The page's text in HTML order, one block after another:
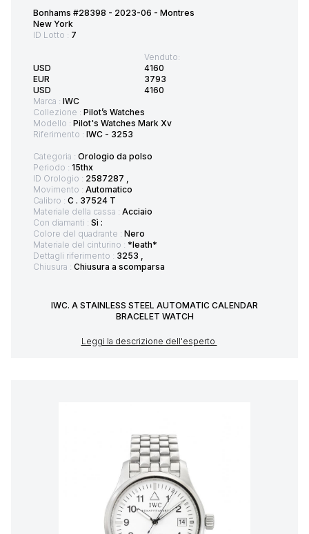
Bonhams #28398 - 2023-06 - Montres
New York
ID Lotto : 7
USD
EUR
USD
Venduto:
4160
3793
4160
Marca : IWC
Collezione : Pilot’s Watches
Modello : Pilot's Watches Mark Xv
Riferimento : IWC - 3253
Categoria : Orologio da polso
Periodo : 15thx
ID Orologio : 2587287 ,
Movimento : Automatico
Calibro : C . 37524 T
Materiale della cassa : Acciaio
Con diamanti : Sì :
Colore del quadrante : Nero
Materiale del cinturino : *leath*
Dettagli riferimento : 3253 ,
Chiusura : Chiusura a scomparsa
IWC. A STAINLESS STEEL AUTOMATIC CALENDAR
BRACELET WATCH
Leggi la descrizione dell'esperto